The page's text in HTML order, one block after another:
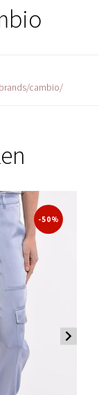
cambio/
-50%